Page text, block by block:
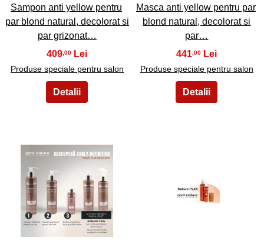
Sampon anti yellow pentru
par blond natural, decolorat si
par grizonat…
409 ,00
Produse speciale pentru salon
Masca anti yellow pentru par
blond natural, decolorat si
par…
441 ,00
Produse speciale pentru salon
11 12